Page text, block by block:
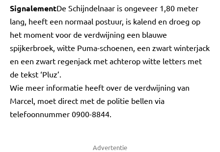
SignalementDe Schijndelnaar is ongeveer 1,80 meter
lang, heeft een normaal postuur, is kalend en droeg op
het moment voor de verdwijning een blauwe
spijkerbroek, witte Puma-schoenen, een zwart winterjack
en een zwart regenjack met achterop witte letters met
de tekst ‘Pluz’.
Wie meer informatie heeft over de verdwijning van
Marcel, moet direct met de politie bellen via
telefoonnummer 0900-8844.
Advertentie